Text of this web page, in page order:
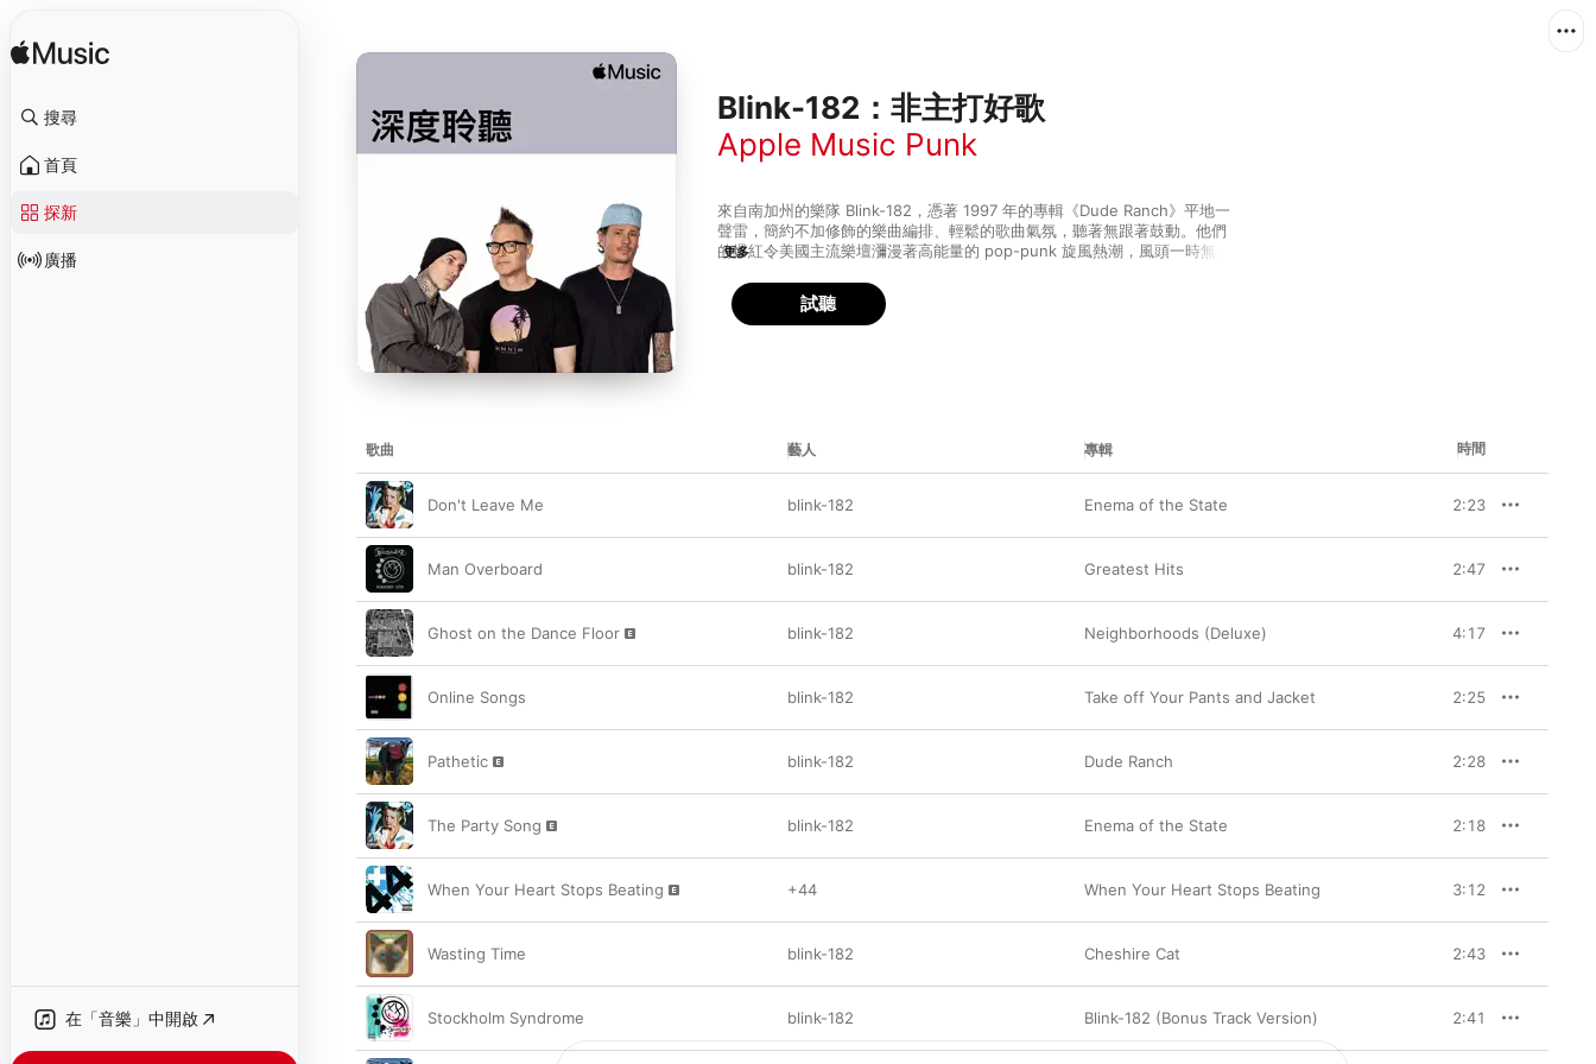
搜尋
首頁
探新
廣播
在「音樂」中開啟
Blink-182：非主打好歌
Apple Music Punk
來自南加州的樂隊 Blink-182，憑著 1997 年的專輯《Dude Ranch》平地一
聲雷，簡約不加修飾的樂曲編排、輕鬆的歌曲氣氛，聽著無跟著鼓動。他們
的爆紅令美國主流樂壇瀰漫著高能量的 pop-punk 旋風熱潮，風頭一時無
專輯《Neighborhoods》中對電子混音的製作，以及各成員於 Box Car
Racer、+44 等分支音樂計劃中的嶄新元素。這些歌曲你或許不甚熟悉，但
同樣值得樂迷細心欣賞。
更多
試聽
歌曲 藝人 專輯 時間
Don't Leave Me blink-182 Enema of the State 2:23
Man Overboard blink-182 Greatest Hits 2:47
Ghost on the Dance Floor blink-182 Neighborhoods (Deluxe) 4:17
Online Songs blink-182 Take off Your Pants and Jacket 2:25
Pathetic blink-182 Dude Ranch 2:28
The Party Song blink-182 Enema of the State 2:18
When Your Heart Stops Beating +44 When Your Heart Stops Beating 3:12
Wasting Time blink-182 Cheshire Cat 2:43
Stockholm Syndrome blink-182 Blink-182 (Bonus Track Version) 2:41